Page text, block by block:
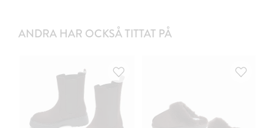
ANDRA HAR OCKSÅ TITTAT PÅ